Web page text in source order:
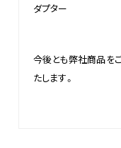
ダプター
今後とも弊社商品を
たします。